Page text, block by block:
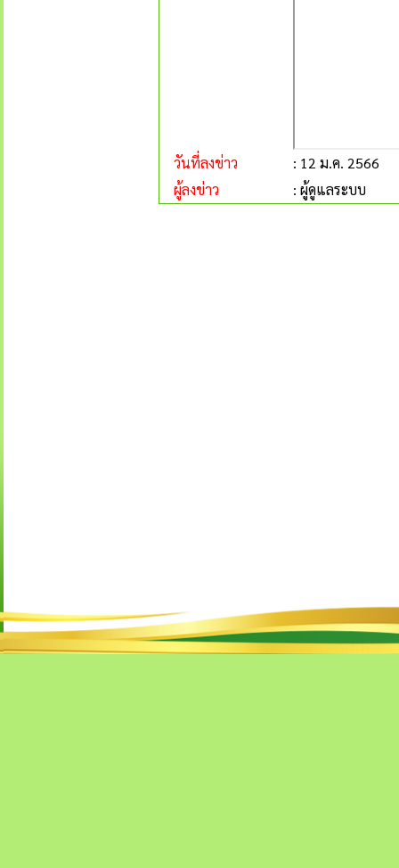
วันที่ลงข่าว
: 12 ม.ค. 2566
ผู้ลงข่าว
: ผู้ดูแลระบบ